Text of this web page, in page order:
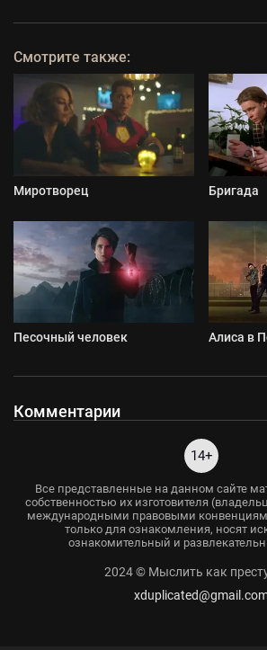
Смотрите также:
Миротворец Бригада
Песочный человек Алиса в
Комментарии
14+
Все представленные на данном сайте
собственностью их изготовителя
международными правовыми
только для ознакомления, носят
ознакомительный и
2024 © Мыслить как